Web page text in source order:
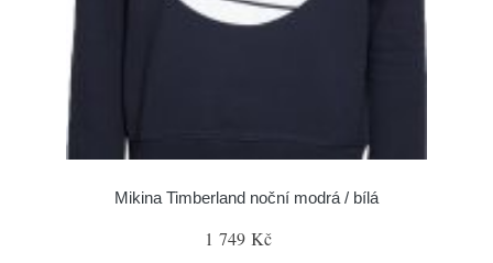
Mikina Timberland noční modrá / bílá
1 749 Kč